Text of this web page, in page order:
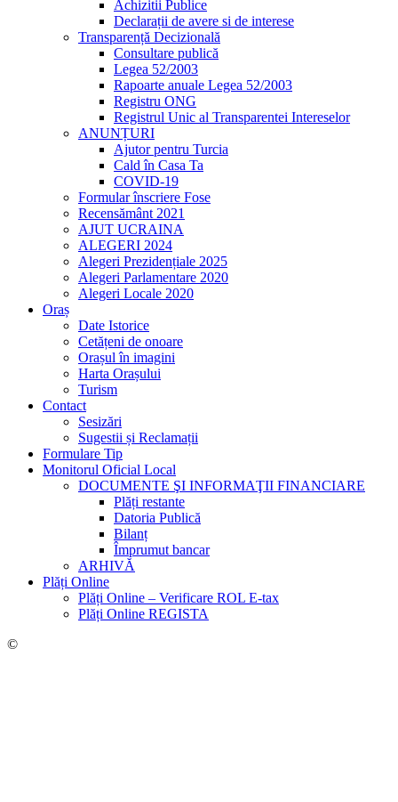
Achizitii Publice
Declarații de avere si de interese
Transparență Decizională
Consultare publică
Legea 52/2003
Rapoarte anuale Legea 52/2003
Registru ONG
Registrul Unic al Transparentei Intereselor
ANUNȚURI
Ajutor pentru Turcia
Cald în Casa Ta
COVID-19
Formular înscriere Fose
Recensământ 2021
AJUT UCRAINA
ALEGERI 2024
Alegeri Prezidențiale 2025
Alegeri Parlamentare 2020
Alegeri Locale 2020
Oraș
Date Istorice
Cetățeni de onoare
Orașul în imagini
Harta Orașului
Turism
Contact
Sesizări
Sugestii și Reclamații
Formulare Tip
Monitorul Oficial Local
DOCUMENTE ŞI INFORMAŢII FINANCIARE
Plăți restante
Datoria Publică
Bilanț
Împrumut bancar
ARHIVĂ
Plăți Online
Plăți Online – Verificare ROL E-tax
Plăți Online REGISTA
©